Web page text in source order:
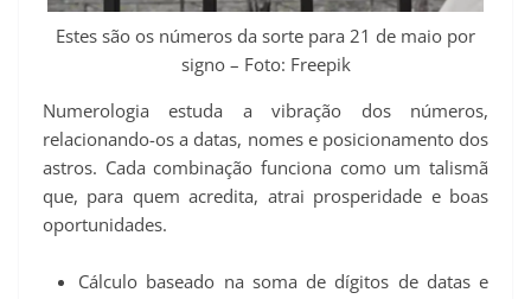
Estes são os números da sorte para 21 de maio por
signo – Foto: Freepik
Numerologia estuda a vibração dos números,
relacionando-os a datas, nomes e posicionamento dos
astros. Cada combinação funciona como um talismã
que, para quem acredita, atrai prosperidade e boas
oportunidades.
Cálculo baseado na soma de dígitos de datas e